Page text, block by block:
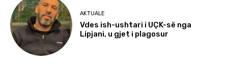
AKTUALE
Vdes ish-ushtari i UÇK-së nga
Lipjani, u gjet i plagosur